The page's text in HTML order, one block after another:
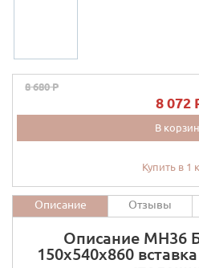
8 680 P
8 072
В
Купить в 1
Описание Отзывы
Описание МН36
150х540х860